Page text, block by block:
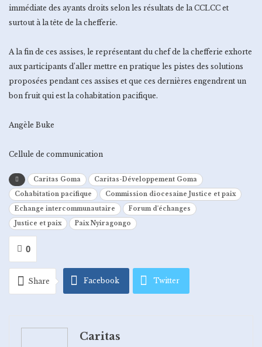
immédiate des ayants droits selon les résultats de la CCLCC et
surtout à la tête de la chefferie.
A la fin de ces assises, le représentant du chef de la chefferie exhorte
aux participants d’aller mettre en pratique les pistes des solutions
proposées pendant ces assises et que ces dernières engendrent un
bon fruit qui est la cohabitation pacifique.
Angèle Buke
Cellule de communication
Caritas Goma
Caritas-Développement Goma
Cohabitation pacifique
Commission diocesaine Justice et paix
Echange intercommunautaire
Forum d'échanges
Justice et paix
Paix Nyiragongo
0
Share Facebook Twitter
Pinterest
Caritas